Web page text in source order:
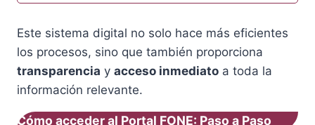
Este sistema digital no solo hace más eficientes
los procesos, sino que también proporciona
transparencia y acceso inmediato a toda la
información relevante.
Cómo acceder al Portal FONE: Paso a Paso